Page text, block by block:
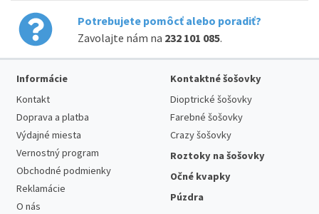
Potrebujete pomôcť alebo poradiť?
Zavolajte nám na 232 101 085.
Informácie
Kontakt
Doprava a platba
Výdajné miesta
Vernostný program
Obchodné podmienky
Reklamácie
O nás
Kontaktné šošovky
Dioptrické šošovky
Farebné šošovky
Crazy šošovky
Roztoky na šošovky
Očné kvapky
Púzdra